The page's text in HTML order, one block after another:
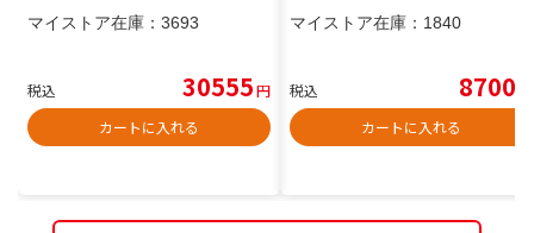
マイストア在庫： 3693
税込 30555円
カートに入れる
マイストア在庫： 1840
税込 8700
カートに入れる